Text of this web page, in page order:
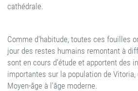
cathédrale.
Comme d'habitude, toutes ces fouilles
jour des restes humains remontant à
sont en cours d'étude et apportent des
importantes sur la population de Vitoria,
Moyen-âge à l'âge moderne.